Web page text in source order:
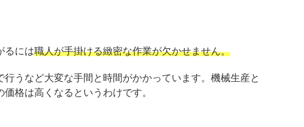
るには職人が手掛ける緻密な作業が欠かせません。
うなど大変な手間と時間がかかっています。機械生産と
格は高くなるというわけです。